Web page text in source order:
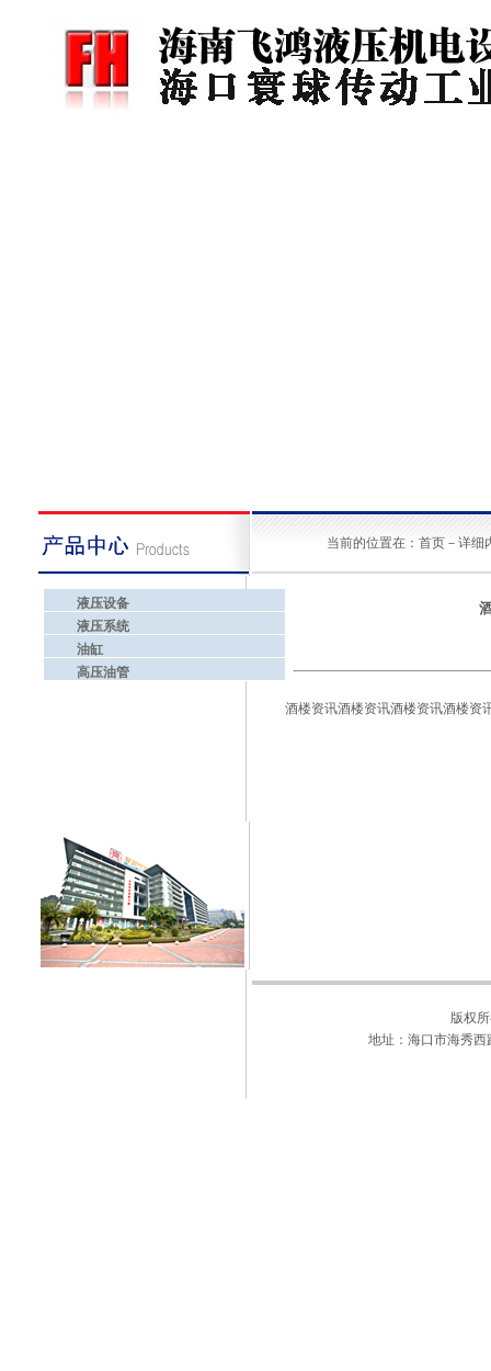
液压设备
液压系统
油缸
高压油管
当前的位置在：首页－详细
酒楼资讯酒楼资讯酒楼资讯酒楼资
版权
地址：海口市海秀西